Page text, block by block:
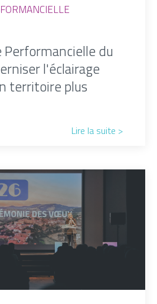
Performancielle du
l'éclairage
territoire plus
Lire la suite >